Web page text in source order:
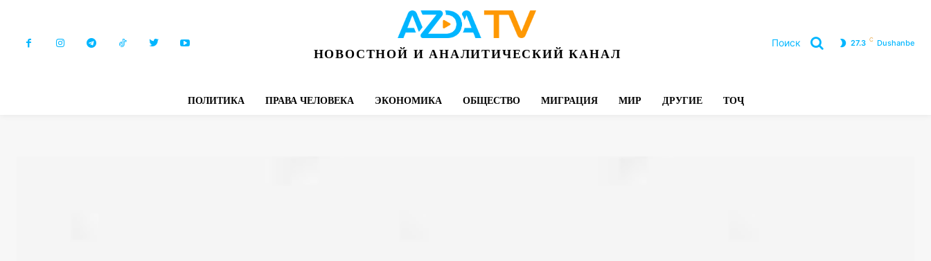
НОВОСТНОЙ И АНАЛИТИЧЕСКИЙ КАНАЛ
Поиск 27.3 C Dushanbe
ПОЛИТИКА ПРАВА ЧЕЛОВЕКА ЭКОНОМИКА ОБЩЕСТВО МИГРАЦИЯ МИР ДРУГИЕ ТОҶ